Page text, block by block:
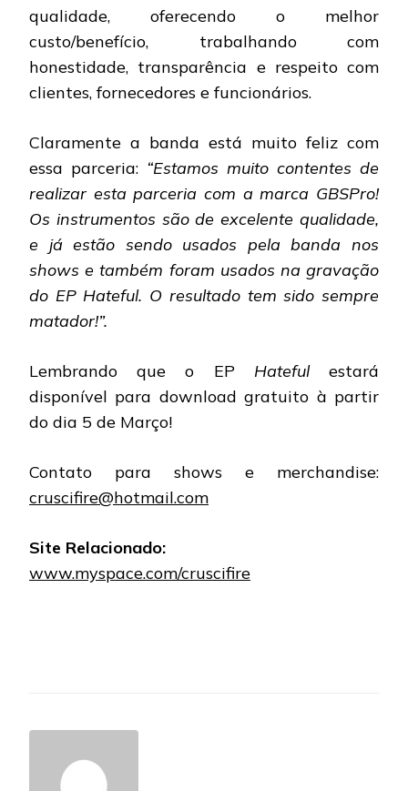
qualidade, oferecendo o melhor
custo/benefício, trabalhando com
honestidade, transparência e respeito com
clientes, fornecedores e funcionários.
Claramente a banda está muito feliz com
essa parceria: “Estamos muito contentes de
realizar esta parceria com a marca GBSPro!
Os instrumentos são de excelente qualidade,
e já estão sendo usados pela banda nos
shows e também foram usados na gravação
do EP Hateful. O resultado tem sido sempre
matador!”.
Lembrando que o EP Hatefulestará
disponível para download gratuito à partir
do dia 5 de Março!
Contato para shows e merchandise:
cruscifire@hotmail.com
Site Relacionado:
www.myspace.com/cruscifire